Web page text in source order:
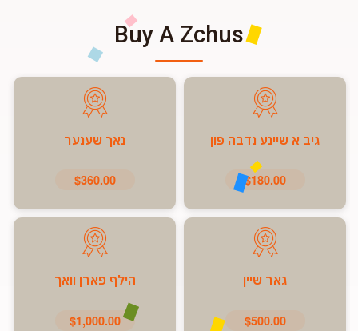
Buy A Zchus
גיב א שיינע נדבה פון
$180.00
נאך שענער
$360.00
גאר שיין
$500.00
הילף פארן וואך
$1,000.00